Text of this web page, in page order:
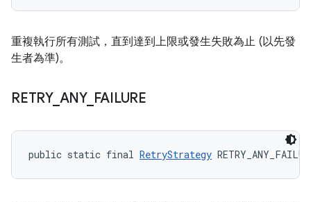
重複執行所有測試，直到達到上限或發生失敗為止 (以先發
生者為準)。
RETRY_ ANY_ FAILURE
public static final RetryStrategy